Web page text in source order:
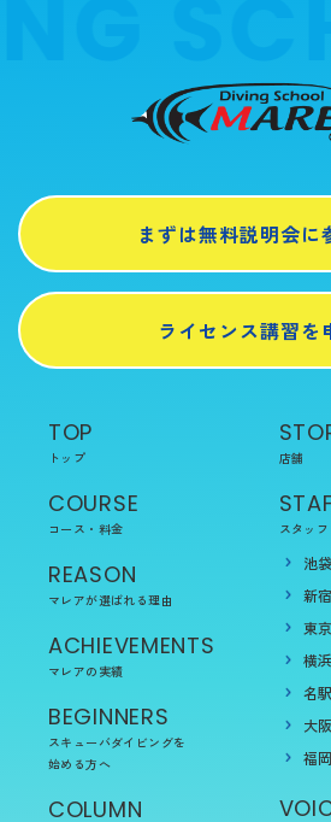
まずは無料説明会に
ライセンス講習を
TOP
トップ
COURSE
コース・料金
REASON
マレアが選ばれる理由
ACHIEVEMENTS
マレアの実績
BEGINNERS
スキューバダイビングを
始める方へ
COLUMN
店舗
スタッフ
池
新
東
横
名
大
福